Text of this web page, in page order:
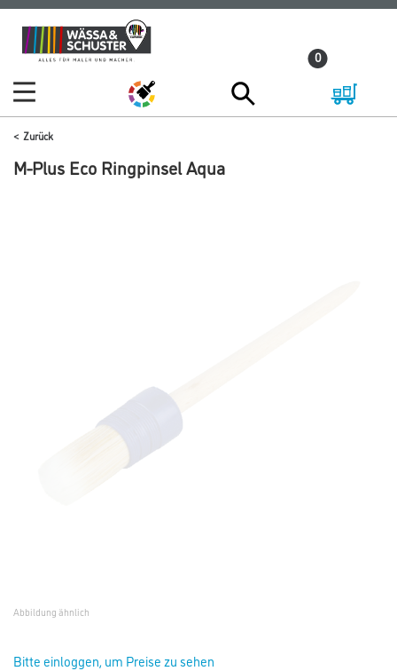
Zum
Inhalt
Zum
Navigationsmenü
0
Zurück
M-Plus Eco Ringpinsel Aqua
Abbildung ähnlich
Bitte einloggen, um Preise zu sehen